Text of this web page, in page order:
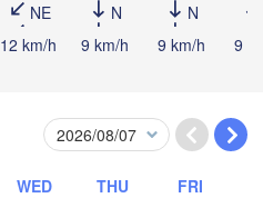
NE
12 km/h
N
9 km/h
N
9 km/h
9
WED THU FRI
Черкаси
(Cherkasy)
Кременчук
Кривий Ріг
(Kropyvnytskyi)
Полтава
(Poltava)
(Dnipro)